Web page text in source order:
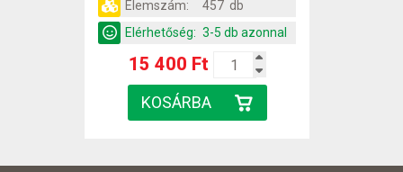
Elemszám:
457 db
Elérhetőség: 3-5 db azonnal
15 400 Ft